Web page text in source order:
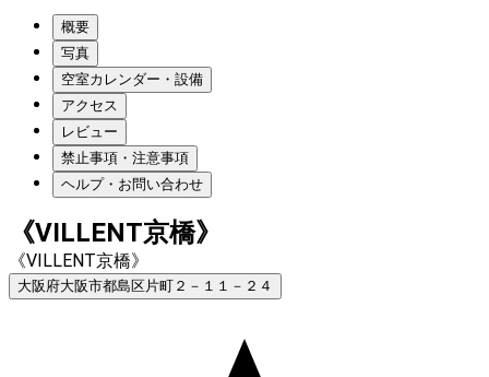
概要
写真
空室カレンダー・設備
アクセス
レビュー
禁止事項・注意事項
ヘルプ・お問い合わせ
《VILLENT京橋》
《VILLENT京橋》
大阪府大阪市都島区片町２－１１－２４